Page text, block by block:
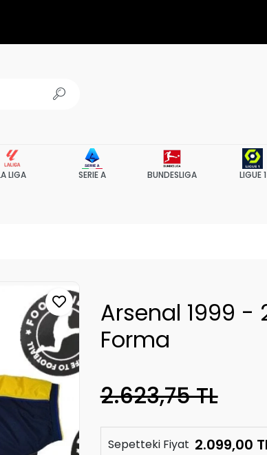
LIGA SERIE A BUNDESLIGA LIGUE 1
Arsenal 1999 -
Forma
2.623,75 TL
Sepetteki Fiyat 2.099,00